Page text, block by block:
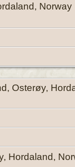
Norway
Osterøy,
Hordaland,